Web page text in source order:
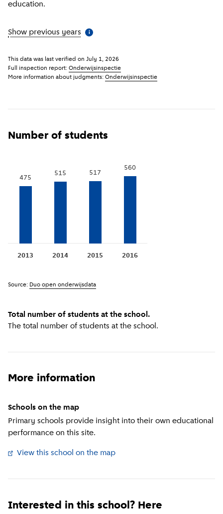
education.
Show previous years More information
i
This data was last verified on July 1, 2026
Full inspection report: Onderwijsinspectie
More information about judgments: Onderwijsinspectie
Number of students
Total number of students at the school.
The total number of students at the school.
2013
475
2014
515
2015
517
2016
560
Source: Duo open onderwijsdata
More information
Schools on the map
Primary schools provide insight into their own educational
performance on this site.
View this school on the map
Interested in this school? Here